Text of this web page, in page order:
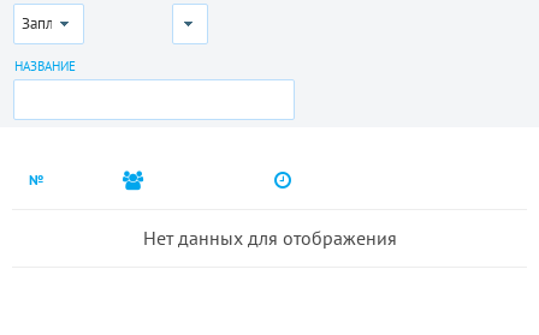
Запланирован Все
НАЗВАНИЕ
№
Нет данных для отображения